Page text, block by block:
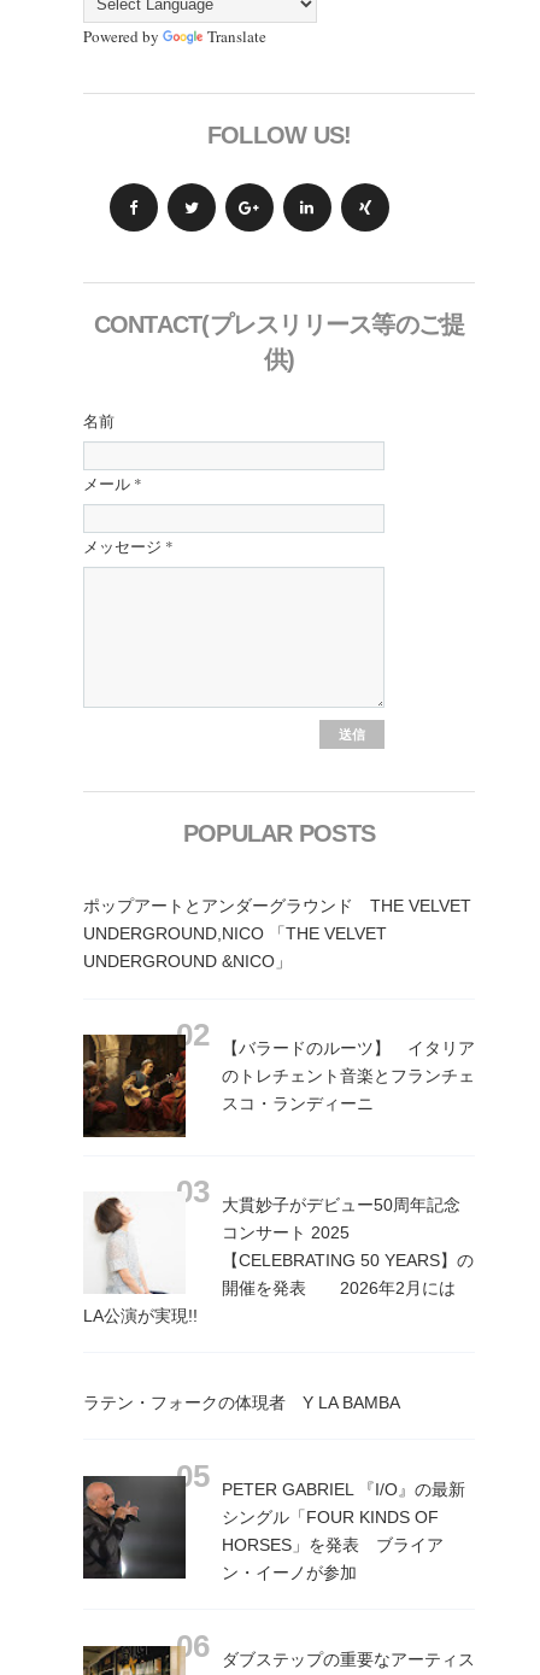
Powered by Translate
FOLLOW US!
CONTACT(プレスリリース等のご提
供)
名前
メール *
メッセージ *
POPULAR POSTS
ポップアートとアンダーグラウンド THE VELVET
UNDERGROUND,NICO 「THE VELVET
UNDERGROUND &NICO」
【バラードのルーツ】 イタリア
のトレチェント音楽とフランチェ
スコ・ランディーニ
大貫妙子がデビュー50周年記念
コンサート 2025
【CELEBRATING 50 YEARS】の
開催を発表 2026年2月には
LA公演が実現!!
ラテン・フォークの体現者 Y LA BAMBA
PETER GABRIEL 『I/O』の最新
シングル「FOUR KINDS OF
HORSES」を発表 ブライア
ン・イーノが参加
ダブステップの重要なアーティス